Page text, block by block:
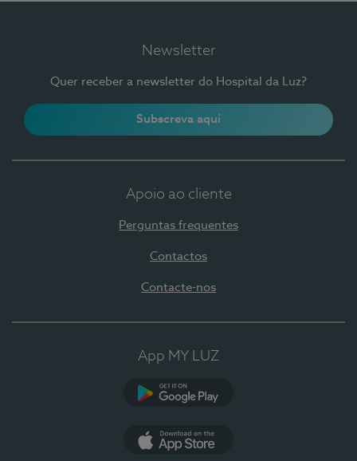
Newsletter
Quer receber a newsletter do Hospital da Luz?
Subscreva aqui
Apoio ao cliente
Perguntas frequentes
Contactos
Contacte-nos
App MY LUZ